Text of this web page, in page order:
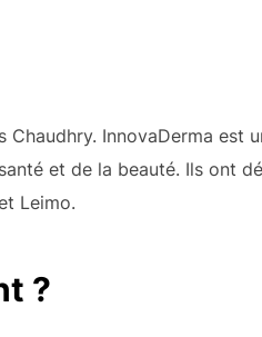
InnovaDerma est
et de la beauté. Ils ont
Leimo.
?